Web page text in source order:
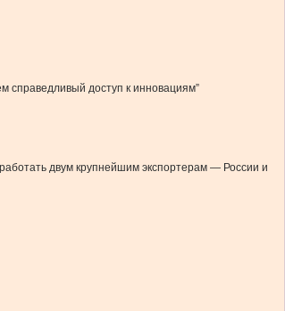
справедливый доступ к инновациям”
двум крупнейшим экспортерам — России и